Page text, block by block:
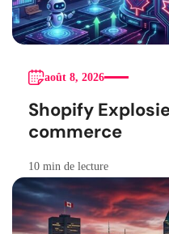
août 8, 2026
Shopify
commerce
10 min de lecture